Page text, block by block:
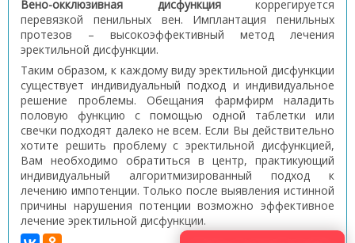
Вено-окклюзивная дисфункция коррегируется
перевязкой пенильных вен. Имплантация пенильных
протезов – высокоэффективный метод лечения
эректильной дисфункции.
Таким образом, к каждому виду эректильной дисфункции
существует индивидуальный подход и индивидуальное
решение проблемы. Обещания фармфирм наладить
половую функцию с помощью одной таблетки или
свечки подходят далеко не всем. Если Вы действительно
хотите решить проблему с эректильной дисфункцией,
Вам необходимо обратиться в центр, практикующий
индивидуальный алгоритмизированный подход к
лечению импотенции. Только после выявления истинной
причины нарушения потенции возможно эффективное
лечение эректильной дисфункции.